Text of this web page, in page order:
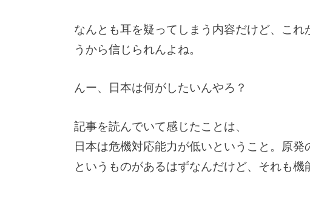
なんとも耳を疑ってしまう内容だけど、こ
うから信じられんよね。
んー、日本は何がしたいんやろ？
記事を読んでいて感じたことは、
日本は危機対応能力が低いということ。原
というものがあるはずなんだけど、それも機